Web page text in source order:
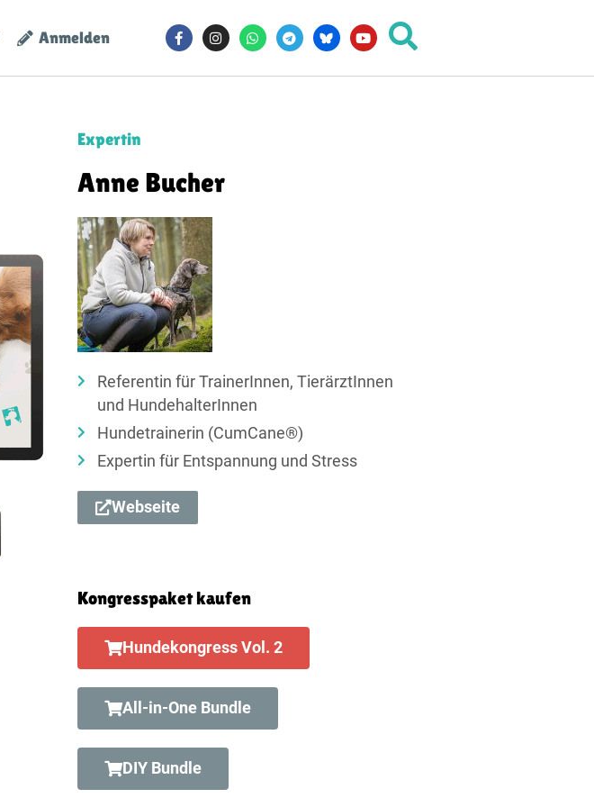
Anmelden
Expertin
Anne Bucher
Referentin für TrainerInnen, TierärztInnen
und HundehalterInnen
Hundetrainerin (CumCane®)
Expertin für Entspannung und Stress
Webseite
Kongresspaket kaufen
Hundekongress Vol. 2
All-in-One Bundle
DIY Bundle